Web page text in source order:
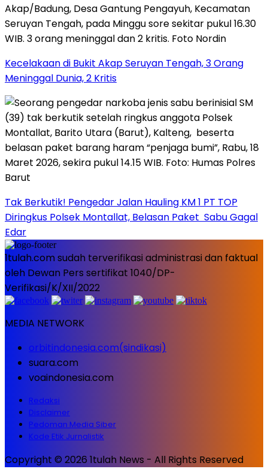
Kecelakaan di Bukit Akap Seruyan Tengah, 3 Orang
Meninggal Dunia, 2 Kritis
Tak Berkutik! Pengedar Jalan Hauling KM 1 PT TOP
Diringkus Polsek Montallat, Belasan Paket Sabu Gagal
Edar
1tulah.com sudah terverifikasi administrasi dan faktual
oleh Dewan Pers sertifikat 1040/DP-
Verifikasi/K/XII/2022
MEDIA NETWORK
orbitindonesia.com(sindikasi)
suara.com
voaindonesia.com
Redaksi
Disclaimer
Pedoman Media Siber
Kode Etik Jurnalistik
Copyright © 2026 1tulah News - All Rights Reserved